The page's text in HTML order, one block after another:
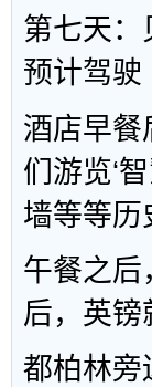
第七天
预计驾驶
酒店早餐
们游览‘
墙等等历
午餐之后
后，英
都柏林旁